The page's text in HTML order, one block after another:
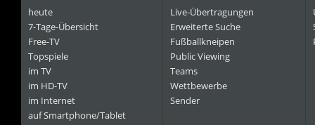
heute
7-Tage-Übersicht
Free-TV
Topspiele
im TV
im HD-TV
im Internet
auf Smartphone/Tablet
Live-Übertragungen
Erweiterte Suche
Fußballkneipen
Public Viewing
Teams
Wettbewerbe
Sender